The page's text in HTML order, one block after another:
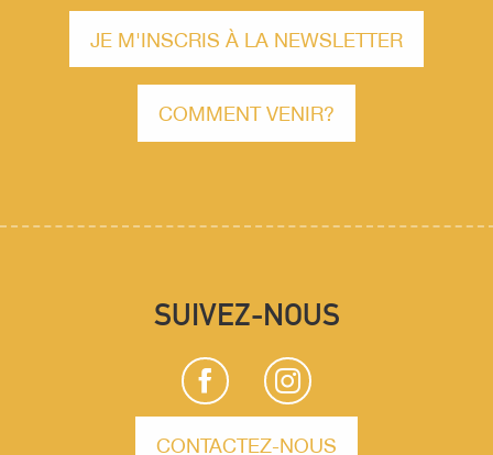
JE M'INSCRIS À LA NEWSLETTER
COMMENT VENIR?
SUIVEZ-NOUS
CONTACTEZ-NOUS